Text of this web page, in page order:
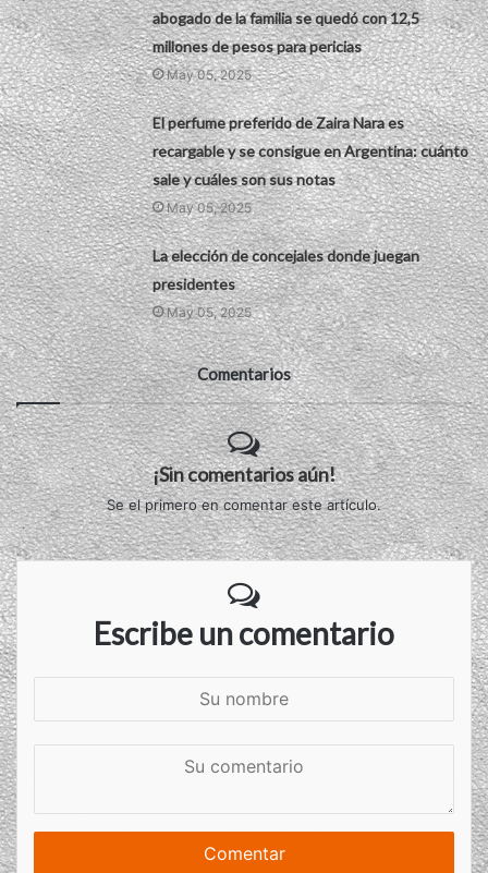
abogado de la familia se quedó con 12,5
millones de pesos para pericias
May 05, 2025
El perfume preferido de Zaira Nara es
recargable y se consigue en Argentina: cuánto
sale y cuáles son sus notas
May 05, 2025
La elección de concejales donde juegan
presidentes
May 05, 2025
Comentarios
¡Sin comentarios aún!
Se el primero en comentar este artículo.
Escribe un comentario